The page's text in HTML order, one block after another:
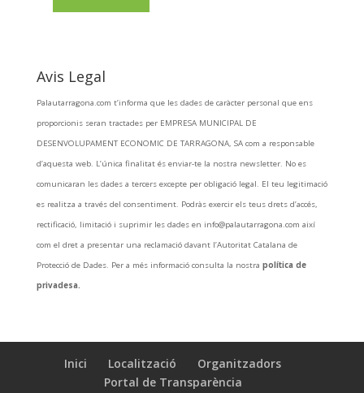
Avis Legal
Palautarragona.com t’informa que les dades de caràcter personal que ens
proporcionis seran tractades per EMPRESA MUNICIPAL DE
DESENVOLUPAMENT ECONOMIC DE TARRAGONA, SA com a responsable
d’aquesta web. L’única finalitat és enviar-te la nostra newsletter. No es
comunicaran les dades a tercers excepte per obligació legal. El teu legitimació
es realitza a través del consentiment. Podràs exercir els teus drets d’accés,
rectificació, limitació i suprimir les dades en info@palautarragona.com així
com el dret a presentar una reclamació davant l’Autoritat Catalana de
Protecció de Dades. Per a més informació consulta la nostra política de
privadesa.
Inici Localització
Organitzadors
Portal de Transparència